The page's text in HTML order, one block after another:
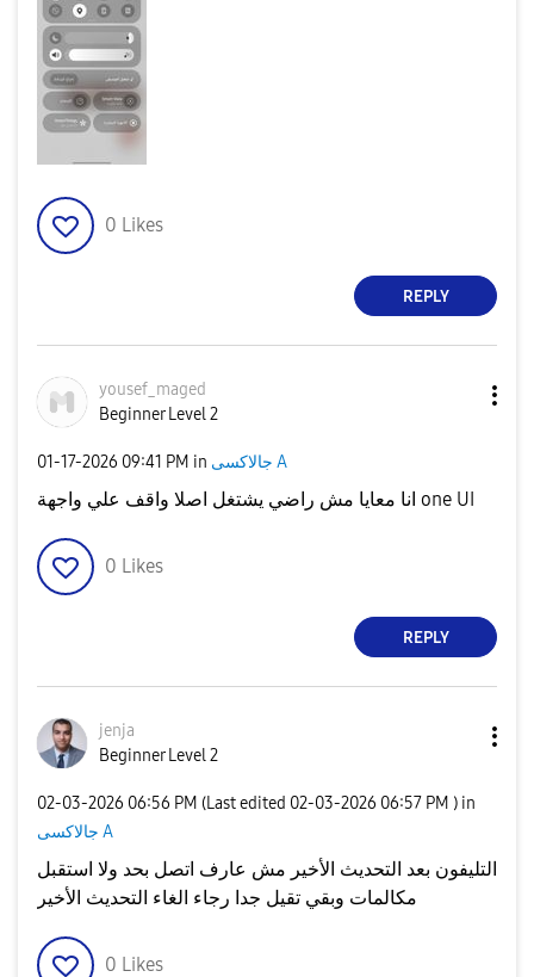
0 Likes
REPLY
yousef_maged
Beginner Level 2
‎01-17-2026 09:41 PM in جالاكسى A
انا معايا مش راضي يشتغل اصلا واقف علي واجهة one UI
0 Likes
REPLY
jenja
Beginner Level 2
‎02-03-2026 06:56 PM (Last edited ‎02-03-2026 06:57 PM ) in
جالاكسى A
التليفون بعد التحديث الأخير مش عارف اتصل بحد ولا استقبل
مكالمات وبقي تقيل جدا رجاء الغاء التحديث الأخير
0 Likes